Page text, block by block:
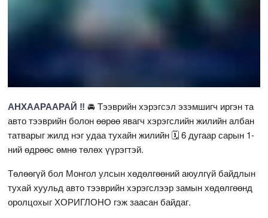
АНХААРААРАЙ ‼ 🚘 Тээврийн хэрэгсэл эзэмшигч иргэн та
авто тээврийн болон өөрөө явагч хэрэгслийн жилийн албан
татварыг жилд нэг удаа тухайн жилийн 🗓 6 дугаар сарын 1-
ний өдрөөс өмнө төлөх үүрэгтэй.
Төлөөгүй бол Монгол улсын хөдөлгөөний аюулгүй байдлын
тухай хуульд авто тээврийн хэрэгслээр замын хөдөлгөөнд
оролцохыг ХОРИГЛОНО гэж заасан байдаг.